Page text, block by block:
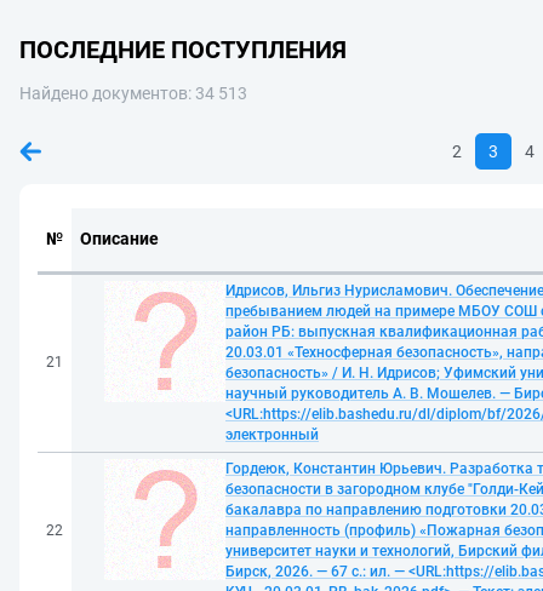
ПОСЛЕДНИЕ ПОСТУПЛЕНИЯ
Найдено документов: 34 513
2 3 4
№ Описание
21
Идрисов, Ильгиз Нурисламович.
пребыванием людей на примере МБОУ СОШ
район РБ: выпускная квалификационная
20.03.01 «Техносферная безопасность»,
безопасность» / И. Н. Идрисов; Уфимский
научный руководитель А. В. Мошелев. —
<URL:https://elib.bashedu.ru/dl/diplom/bf/
электронный
22
Гордеюк, Константин Юрьевич. Разработка
безопасности в загородном клубе "Голди-
бакалавра по направлению подготовки
направленность (профиль) «Пожарная
университет науки и технологий, Бирский
Бирск, 2026. — 67 с.: ил. — <URL:https://